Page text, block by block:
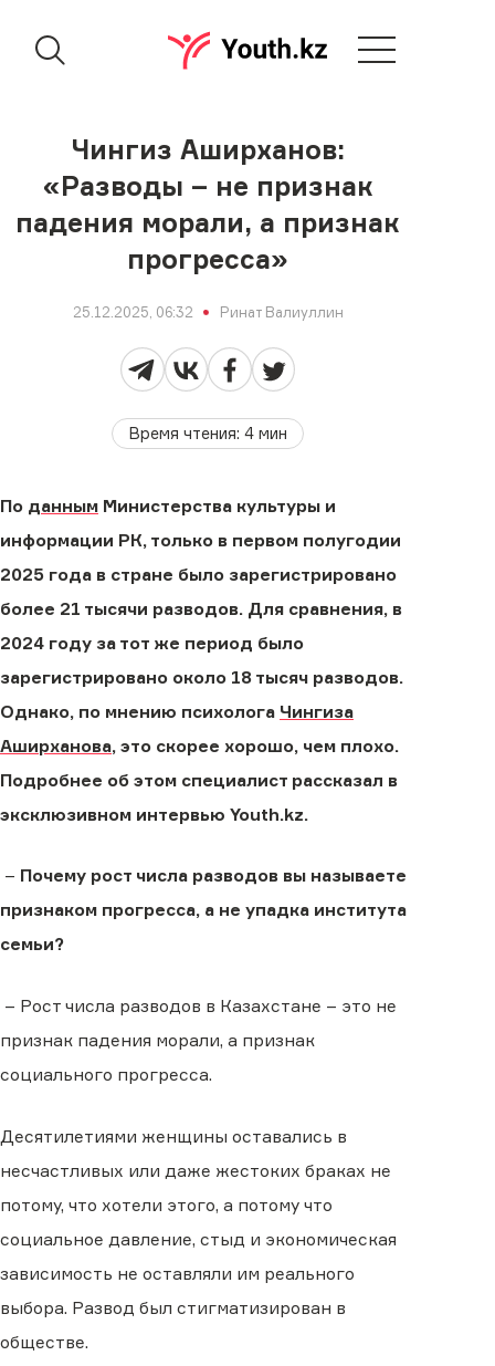
Чингиз Аширханов:
«Разводы – не признак
падения морали, а признак
прогресса»
25.12.2025, 06:32 Ринат Валиуллин
Время чтения: 4мин
По данным Министерства культуры и
информации РК, только в первом полугодии
2025 года в стране было зарегистрировано
более 21 тысячи разводов. Для сравнения, в
2024 году за тот же период было
зарегистрировано около 18 тысяч разводов.
Однако, по мнению психолога Чингиза
Аширханова, это скорее хорошо, чем плохо.
Подробнее об этом специалист рассказал в
эксклюзивном интервью Youth.kz.
– Почему рост числа разводов вы называете
признаком прогресса, а не упадка института
семьи?
– Рост числа разводов в Казахстане – это не
признак падения морали, а признак
социального прогресса.
Десятилетиями женщины оставались в
несчастливых или даже жестоких браках не
потому, что хотели этого, а потому что
социальное давление, стыд и экономическая
зависимость не оставляли им реального
выбора. Развод был стигматизирован в
обществе.